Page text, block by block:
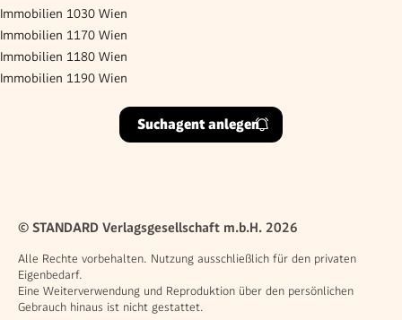
Immobilien 1030 Wien
Immobilien 1170 Wien
Immobilien 1180 Wien
Immobilien 1190 Wien
Suchagent anlegen
© STANDARD Verlagsgesellschaft m.b.H. 2026
Alle Rechte vorbehalten. Nutzung ausschließlich für den privaten
Eigenbedarf.
Eine Weiterverwendung und Reproduktion über den persönlichen
Gebrauch hinaus ist nicht gestattet.